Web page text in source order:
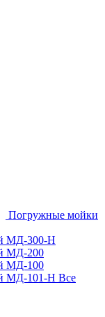
Погружные мойки
МД-300-H
МД-200
МД-100
МД-101-Н Все